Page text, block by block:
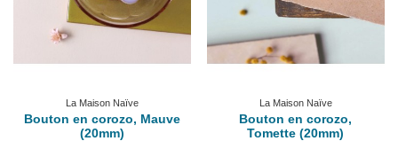
La Maison Naïve
Bouton en corozo, Mauve
(20mm)
La Maison Naïve
Bouton en corozo,
Tomette (20mm)